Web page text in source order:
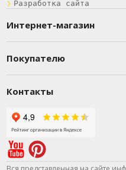
❯ Разработка сайта
Интернет-магазин
Покупателю
Контакты